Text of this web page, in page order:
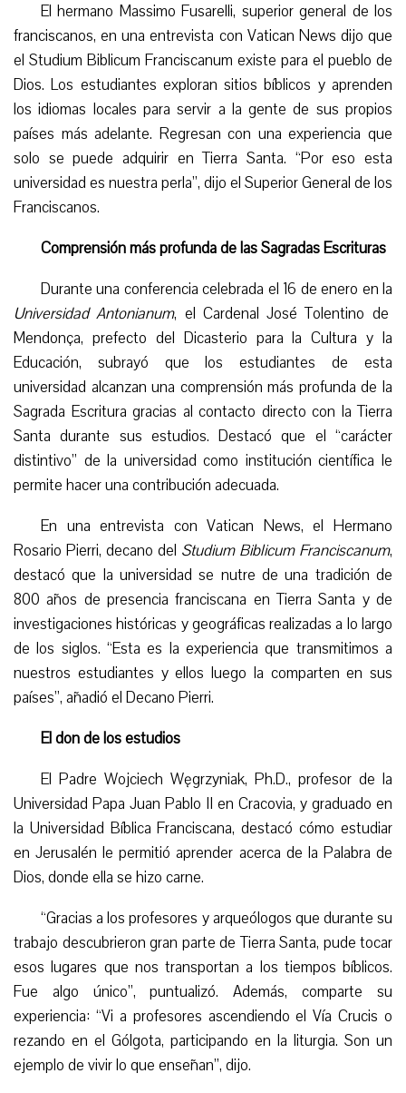
El hermano Massimo Fusarelli, superior general de los
franciscanos, en una entrevista con Vatican News dijo que
el Studium Biblicum Franciscanum existe para el pueblo de
Dios. Los estudiantes exploran sitios bíblicos y aprenden
los idiomas locales para servir a la gente de sus propios
países más adelante. Regresan con una experiencia que
solo se puede adquirir en Tierra Santa. “Por eso esta
universidad es nuestra perla”, dijo el Superior General de los
Franciscanos.
Comprensión más profunda de las Sagradas Escrituras
Durante una conferencia celebrada el 16 de enero en la
Universidad Antonianum, el Cardenal José Tolentino de
Mendonça, prefecto del Dicasterio para la Cultura y la
Educación, subrayó que los estudiantes de esta
universidad alcanzan una comprensión más profunda de la
Sagrada Escritura gracias al contacto directo con la Tierra
Santa durante sus estudios. Destacó que el “carácter
distintivo” de la universidad como institución científica le
permite hacer una contribución adecuada.
En una entrevista con Vatican News, el Hermano
Rosario Pierri, decano del Studium Biblicum Franciscanum,
destacó que la universidad se nutre de una tradición de
800 años de presencia franciscana en Tierra Santa y de
investigaciones históricas y geográficas realizadas a lo largo
de los siglos. “Esta es la experiencia que transmitimos a
nuestros estudiantes y ellos luego la comparten en sus
países”, añadió el Decano Pierri.
El don de los estudios
El Padre Wojciech Węgrzyniak, Ph.D., profesor de la
Universidad Papa Juan Pablo II en Cracovia, y graduado en
la Universidad Bíblica Franciscana, destacó cómo estudiar
en Jerusalén le permitió aprender acerca de la Palabra de
Dios, donde ella se hizo carne.
“Gracias a los profesores y arqueólogos que durante su
trabajo descubrieron gran parte de Tierra Santa, pude tocar
esos lugares que nos transportan a los tiempos bíblicos.
Fue algo único”, puntualizó. Además, comparte su
experiencia: “Vi a profesores ascendiendo el Vía Crucis o
rezando en el Gólgota, participando en la liturgia. Son un
ejemplo de vivir lo que enseñan”, dijo.